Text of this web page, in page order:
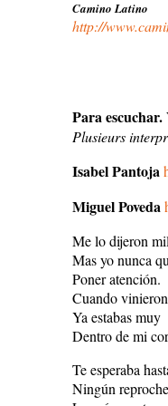
Camino Latino
http://
Para
Plusieurs
Isabel Pantoja
Miguel Poveda
Me lo dijeron
Mas yo nunca
Poner atención.
Cuando
Ya estabas muy
Dentro de mi
Te esperaba
Ningún